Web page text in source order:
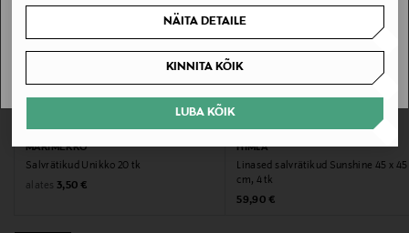
NÄITA DETAILE
KINNITA KÕIK
LUBA KÕIK
Masinpesu vastavalt hooldusjuhistele
45x45 CM
EELIS KUPONGIGA
MARIMEKKO
Salvrätikud Unikko 20 tk
alates Original Price
3,50 €
EELIS KUPONGIGA
HIMLA
Linased salvrätikud Sunshine 45 x 45
cm, 4 tk
Original Price
59,90 €
SAAN ARU